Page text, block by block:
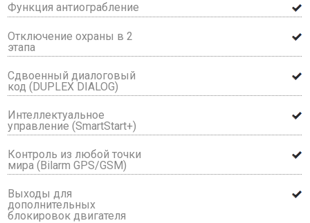
Функция антиограбление
Отключение охраны в 2
этапа
Сдвоенный диалоговый
код (DUPLEX DIALOG)
Интеллектуальное
управление (SmartStart+)
Контроль из любой точки
мира (Bilarm GPS/GSM)
Выходы для
дополнительных
блокировок двигателя